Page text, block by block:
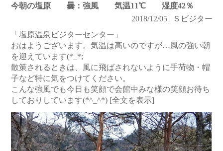
今朝の塩原 曇：強風 気温11℃ 湿度42％
2018/12/05 | Ｓビジター
「塩原温泉ビジターセンター」
おはようございます。気温は高いのですが…風の強い朝
を迎えています(*_*;
散策されるときは、風に飛ばされないように手荷物・帽
子など特に気をつけてください。
こんな強風でも今日も笑顔で会館中みな様の笑顔お待ち
しておりしています(*^_^*) [全文を表示]